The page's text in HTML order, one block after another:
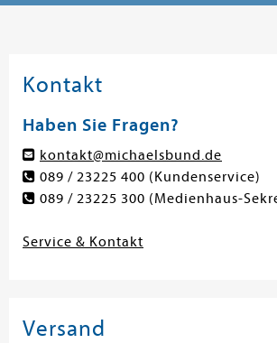
Kontakt
Haben Sie Fragen?
kontakt@michaelsbund.de
089 / 23225 400 (Kundenservice)
089 / 23225 300 (Medienhaus-
Service & Kontakt
Versand